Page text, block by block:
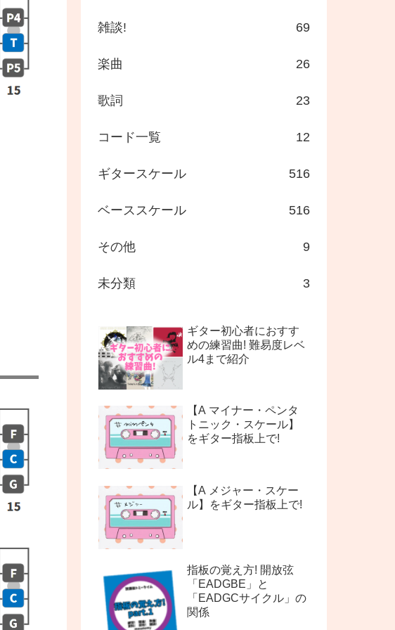
雑談! 69
楽曲 26
歌詞 23
コード一覧 12
ギタースケール 516
ベーススケール 516
その他 9
未分類 3
ギター初心者におすす
めの練習曲! 難易度レベ
ル4まで紹介
【A マイナー・ペンタ
トニック・スケール】
をギター指板上で!
【A メジャー・スケー
ル】をギター指板上で!
指板の覚え方! 開放弦
「EADGBE」と
「EADGCサイクル」の
関係